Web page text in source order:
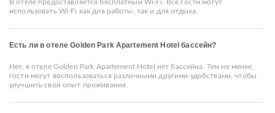
В отеле предоставляется бесплатный Wi-Fi. Все гости могут
использовать Wi-Fi как для работы, так и для отдыха.
Есть ли в отеле Golden Park Apartement Hotel бассейн?
Нет, в отеле Golden Park Apartement Hotel нет бассейна. Тем не менее,
гости могут воспользоваться различными другими удобствами, чтобы
улучшить свой опыт проживания.